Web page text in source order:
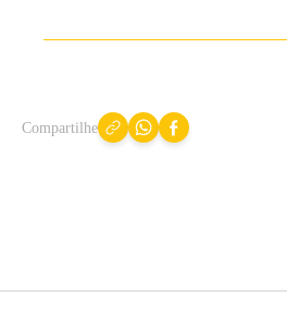
Compartilhe